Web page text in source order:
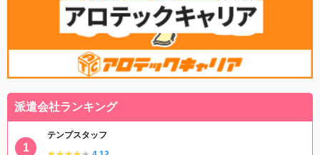
派遣会社ランキング
テンプスタッフ